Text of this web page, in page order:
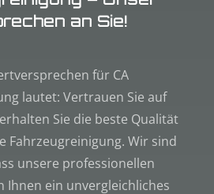
an Sie!
für CA
lautet: Vertrauen Sie auf
Sie die beste Qualität
Fahrzeugreinigung. Wir sind
unsere professionellen
Ihnen ein unvergleichliches